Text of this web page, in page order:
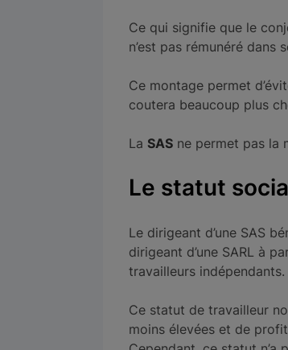
Ce qui signifie que le
n’est pas rémunéré dans
Ce montage permet
coutera beaucoup plus
La SAS ne permet pas la
Le statut
Le dirigeant d’une SAS
dirigeant d’une SARL à
travailleurs indépendants.
Ce statut de travailleur
moins élevées et de